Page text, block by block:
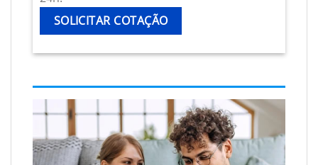
SOLICITAR COTAÇÃO